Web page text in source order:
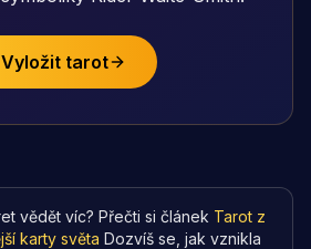
Vyložit tarot
vědět víc? Přečti si článek Tarot z
karty světa Dozvíš se, jak vznikla